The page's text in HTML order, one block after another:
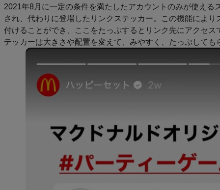
2021年8月に一定の条件を満たしたアカウントのみが使える
され、代わりに登場したリンクステッカー。この機能によ
付けることができ、ここをたっぷするとリンク先にアクセス
テッカーは大きさや配置を変えて、みやすく、たっぷして